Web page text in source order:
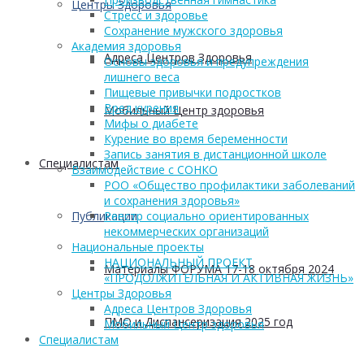
Центры Здоровья
Адреса Центров Здоровья
Мобильный Центр здоровья
Cпециалистам
Публикации
Материалы ФОРУМА 17-18 октября 2024
ПМО и Диспансеризация 2025 год
Стресс и здоровье
Сохранение мужского здоровья
Академия здоровья
Основы здоровья и предупреждения
лишнего веса
Пищевые привычки подростков
Вред курения
Мифы о диабете
Курение во время беременности
Запись занятия в дистанционной школе
Взаимодействие с СОНКО
РОО «Общество профилактики заболеваний
и сохранения здоровья»
Реестр социально ориентированных
некоммерческих организаций
Национальные проекты
НАЦИОНАЛЬНЫЙ ПРОЕКТ
«ПРОДОЛЖИТЕЛЬНАЯ И АКТИВНАЯ ЖИЗНЬ»
Центры Здоровья
Адреса Центров Здоровья
Мобильный Центр здоровья
Cпециалистам